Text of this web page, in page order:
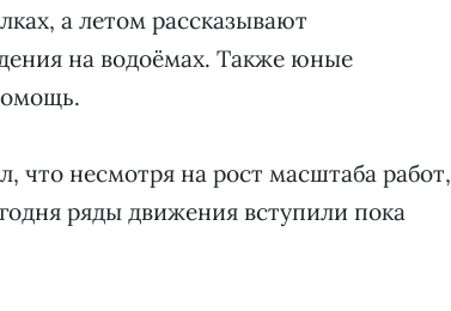
а летом рассказывают
на водоёмах. Также юные
что несмотря на рост масштаба работ,
ряды движения вступили пока